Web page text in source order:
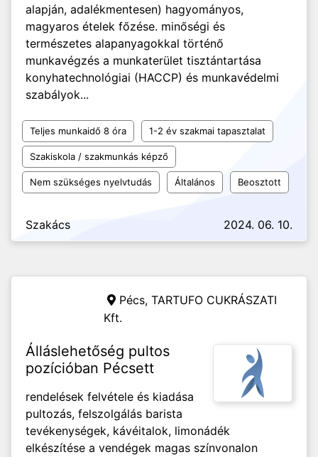
alapján, adalékmentesen) hagyományos,
magyaros ételek főzése. minőségi és
természetes alapanyagokkal történő
munkavégzés a munkaterület tisztántartása
konyhatechnológiai (HACCP) és munkavédelmi
szabályok...
Teljes munkaidő 8 óra 1-2 év szakmai tapasztalat
Szakiskola / szakmunkás képző
Nem szükséges nyelvtudás Általános Beosztott
Szakács 2024. 06. 10.
Pécs, TARTUFO CUKRÁSZATI
Kft.
Álláslehetőség pultos
pozícióban Pécsett
rendelések felvétele és kiadása
pultozás, felszolgálás barista
tevékenységek, kávéitalok, limonádék
elkészítése a vendégek magas színvonalon